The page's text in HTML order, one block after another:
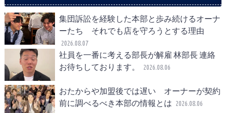
集団訴訟を経験した本部と歩み続けるオーナ
ーたち それでも店を守ろうとする理由
2026.08.07
社員を一番に考える部長が解雇 林部長 連絡
お待ちしております。
2026.08.06
おたからや加盟後では遅い オーナーが契約
前に調べるべき本部の情報とは 2026.08.06